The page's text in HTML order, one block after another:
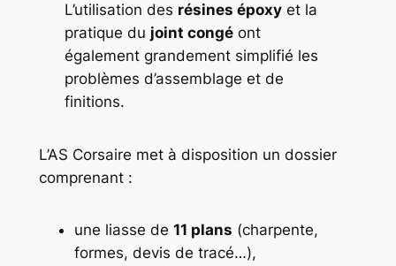
L’utilisation des résines époxyet la
pratique du joint congéont
également grandement simplifié les
problèmes d’assemblage et de
finitions.
L’AS Corsaire met à disposition un dossier
comprenant :
une liasse de 11 plans (charpente,
formes, devis de tracé…),